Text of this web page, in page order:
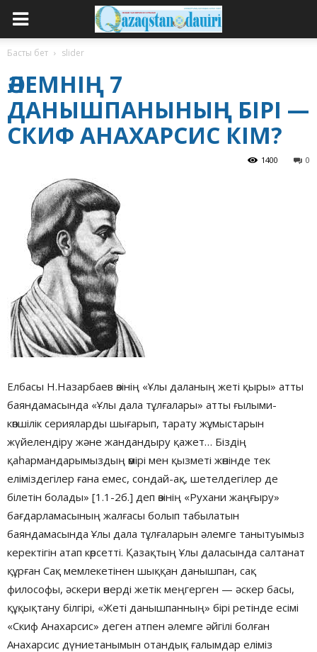
Басты бет slider
ӘЛЕМНІҢ 7
ДАНЫШПАНЫНЫҢ БІРІ —
СКИФ АНАХАРСИС КІМ?
0
1400
Елбасы Н.Назарбаев өзінің «Ұлы даланың жеті қыры» атты
баяндамасында «Ұлы дала тұлғалары» атты ғылыми-
көпшілік серияларды шығарып, тарату жұмыстарын
жүйелендіру және жандандыру қажет… Біздің
қаһармандарымыздың өмірі мен қызметі жөнінде тек
еліміздегілер ғана емес, сондай-ақ, шетелдегілер де
білетін болады» [1.1-2б.] деп өзінің «Рухани жаңғыру»
бағдарламасының жалғасы болып табылатын
баяндамасында Ұлы дала тұлғаларын әлемге танытуымыз
керектігін атап көрсетті. Қазақтың Ұлы даласында салтанат
құрған Сақ мемлекетінен шыққан данышпан, сақ
философы, әскери өнерді жетік меңгерген — әскер басы,
құқықтану білгірі, «Жеті данышпанның» бірі ретінде есімі
«Скиф Анахарсис» деген атпен әлемге әйгілі болған
Анахарсис дүниетанымын отандық ғалымдар еліміз